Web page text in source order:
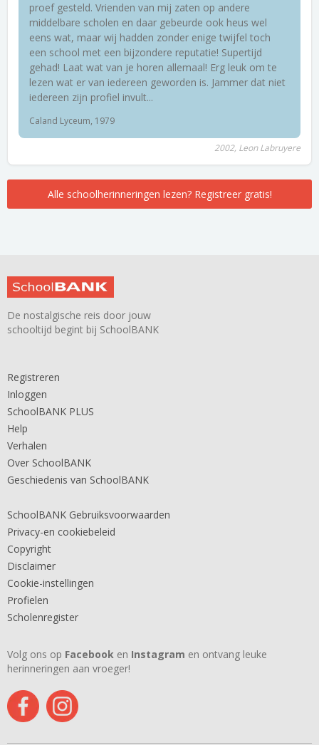
proef gesteld. Vrienden van mij zaten op andere
middelbare scholen en daar gebeurde ook heus wel
eens wat, maar wij hadden zonder enige twijfel toch
een school met een bijzondere reputatie! Supertijd
gehad! Laat wat van je horen allemaal! Erg leuk om te
lezen wat er van iedereen geworden is. Jammer dat niet
iedereen zijn profiel invult...
Caland Lyceum, 1979
2002, Leon Labruyere
Alle schoolherinneringen lezen? Registreer gratis!
De nostalgische reis door jouw
schooltijd begint bij SchoolBANK
Registreren
Inloggen
SchoolBANK PLUS
Help
Verhalen
Over SchoolBANK
Geschiedenis van SchoolBANK
SchoolBANK Gebruiksvoorwaarden
Privacy-en cookiebeleid
Copyright
Disclaimer
Cookie-instellingen
Profielen
Scholenregister
Volg ons op Facebook en Instagram en ontvang leuke
herinneringen aan vroeger!